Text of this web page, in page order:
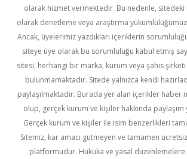
olarak hizmet vermektedir. Bu nedenle,
olarak denetleme veya araştırma
Ancak, üyelerimiz yazdıkları içeriklerin
siteye üye olarak bu sorumluluğu kabul etmiş
sitesi, herhangi bir marka, kurum veya şahıs şirketi
bulunmamaktadır. Sitede yalnızca kendi
paylaşılmaktadır. Burada yer alan içerikler haber
olup, gerçek kurum ve kişiler hakkında paylaşım
Gerçek kurum ve kişiler ile isim benzerlikleri
Sitemiz, kar amacı gütmeyen ve tamamen
platformudur. Hukuka ve yasal düzenlemelere